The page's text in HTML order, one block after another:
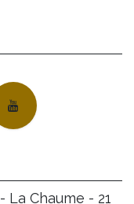
- La Chaume - 21